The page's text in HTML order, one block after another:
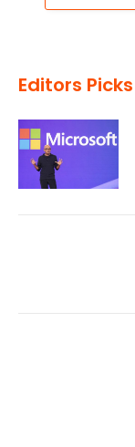
Editors Picks